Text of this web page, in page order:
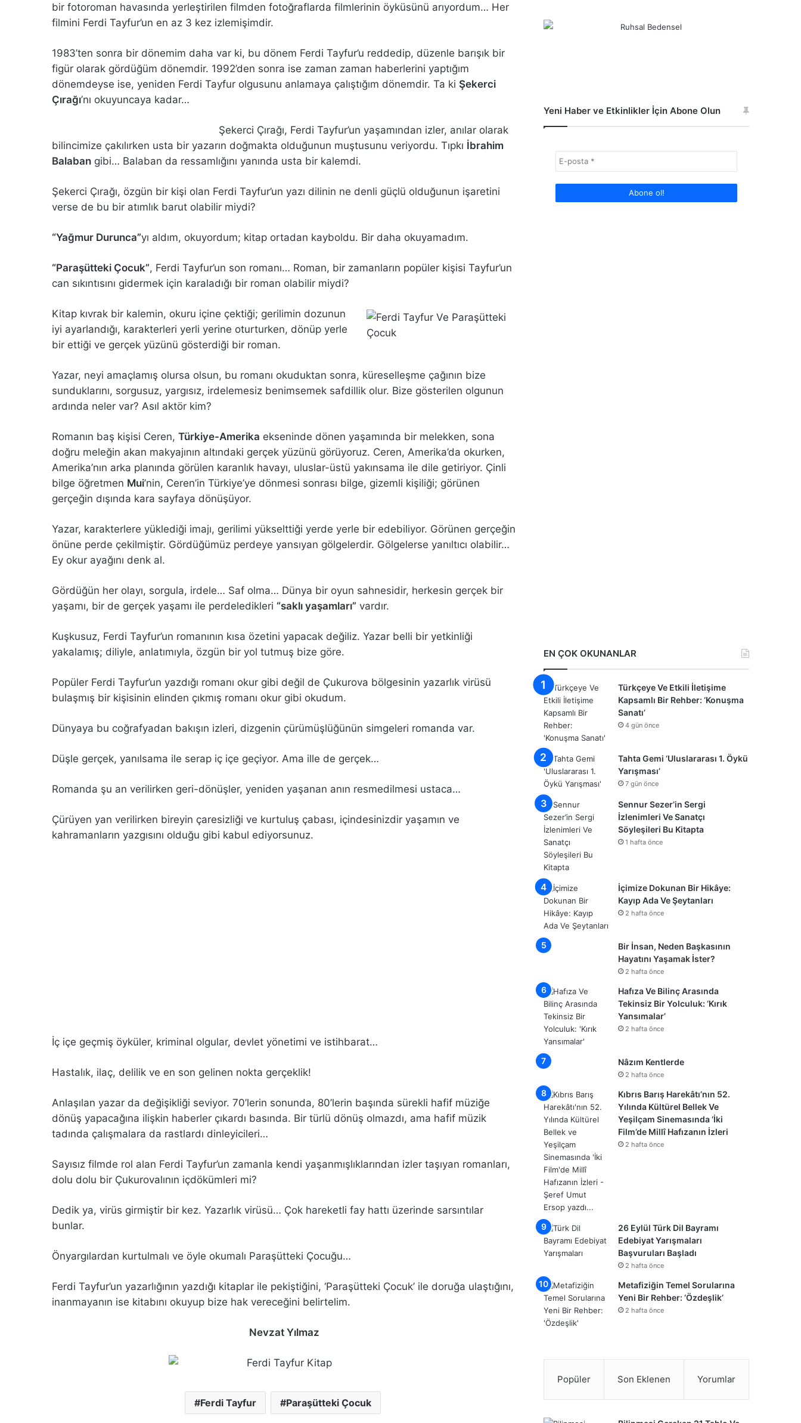
bir fotoroman havasında yerleştirilen filmden fotoğraflarda filmlerinin öyküsünü arıyordum… Her
filmini Ferdi Tayfur’un en az 3 kez izlemişimdir.
1983’ten sonra bir dönemim daha var ki, bu dönem Ferdi Tayfur’u reddedip, düzenle barışık bir
figür olarak gördüğüm dönemdir. 1992’den sonra ise zaman zaman haberlerini yaptığım
dönemdeyse ise, yeniden Ferdi Tayfur olgusunu anlamaya çalıştığım dönemdir. Ta ki Şekerci
Çırağı’nı okuyuncaya kadar…
Şekerci Çırağı, Ferdi Tayfur’un yaşamından izler, anılar olarak
bilincimize çakılırken usta bir yazarın doğmakta olduğunun muştusunu veriyordu. Tıpkı İbrahim
Balaban gibi… Balaban da ressamlığını yanında usta bir kalemdi.
Şekerci Çırağı, özgün bir kişi olan Ferdi Tayfur’un yazı dilinin ne denli güçlü olduğunun işaretini
verse de bu bir atımlık barut olabilir miydi?
“Yağmur Durunca”yı aldım, okuyordum; kitap ortadan kayboldu. Bir daha okuyamadım.
“Paraşütteki Çocuk”, Ferdi Tayfur’un son romanı… Roman, bir zamanların popüler kişisi Tayfur’un
can sıkıntısını gidermek için karaladığı bir roman olabilir miydi?
Kitap kıvrak bir kalemin, okuru içine çektiği; gerilimin dozunun
iyi ayarlandığı, karakterleri yerli yerine oturturken, dönüp yerle
bir ettiği ve gerçek yüzünü gösterdiği bir roman.
Yazar, neyi amaçlamış olursa olsun, bu romanı okuduktan sonra, küreselleşme çağının bize
sunduklarını, sorgusuz, yargısız, irdelemesiz benimsemek safdillik olur. Bize gösterilen olgunun
ardında neler var? Asıl aktör kim?
Romanın baş kişisi Ceren, Türkiye-Amerika ekseninde dönen yaşamında bir melekken, sona
doğru meleğin akan makyajının altındaki gerçek yüzünü görüyoruz. Ceren, Amerika’da okurken,
Amerika’nın arka planında görülen karanlık havayı, uluslar-üstü yakınsama ile dile getiriyor. Çinli
bilge öğretmen Mui’nin, Ceren’in Türkiye’ye dönmesi sonrası bilge, gizemli kişiliği; görünen
gerçeğin dışında kara sayfaya dönüşüyor.
Yazar, karakterlere yüklediği imajı, gerilimi yükselttiği yerde yerle bir edebiliyor. Görünen gerçeğin
önüne perde çekilmiştir. Gördüğümüz perdeye yansıyan gölgelerdir. Gölgelerse yanıltıcı olabilir…
Ey okur ayağını denk al.
Gördüğün her olayı, sorgula, irdele… Saf olma… Dünya bir oyun sahnesidir, herkesin gerçek bir
yaşamı, bir de gerçek yaşamı ile perdeledikleri “saklı yaşamları” vardır.
Kuşkusuz, Ferdi Tayfur’un romanının kısa özetini yapacak değiliz. Yazar belli bir yetkinliği
yakalamış; diliyle, anlatımıyla, özgün bir yol tutmuş bize göre.
Popüler Ferdi Tayfur’un yazdığı romanı okur gibi değil de Çukurova bölgesinin yazarlık virüsü
bulaşmış bir kişisinin elinden çıkmış romanı okur gibi okudum.
Dünyaya bu coğrafyadan bakışın izleri, dizgenin çürümüşlüğünün simgeleri romanda var.
Düşle gerçek, yanılsama ile serap iç içe geçiyor. Ama ille de gerçek…
Romanda şu an verilirken geri-dönüşler, yeniden yaşanan anın resmedilmesi ustaca…
Çürüyen yan verilirken bireyin çaresizliği ve kurtuluş çabası, içindesinizdir yaşamın ve
kahramanların yazgısını olduğu gibi kabul ediyorsunuz.
İç içe geçmiş öyküler, kriminal olgular, devlet yönetimi ve istihbarat…
Hastalık, ilaç, delilik ve en son gelinen nokta gerçeklik!
Anlaşılan yazar da değişikliği seviyor. 70’lerin sonunda, 80’lerin başında sürekli hafif müziğe
dönüş yapacağına ilişkin haberler çıkardı basında. Bir türlü dönüş olmazdı, ama hafif müzik
tadında çalışmalara da rastlardı dinleyicileri…
Sayısız filmde rol alan Ferdi Tayfur’un zamanla kendi yaşanmışlıklarından izler taşıyan romanları,
dolu dolu bir Çukurovalının içdökümleri mi?
Dedik ya, virüs girmiştir bir kez. Yazarlık virüsü… Çok hareketli fay hattı üzerinde sarsıntılar
bunlar.
Önyargılardan kurtulmalı ve öyle okumalı Paraşütteki Çocuğu…
Ferdi Tayfur’un yazarlığının yazdığı kitaplar ile pekiştiğini, ‘Paraşütteki Çocuk’ ile doruğa ulaştığını,
inanmayanın ise kitabını okuyup bize hak vereceğini belirtelim.
Nevzat Yılmaz
Ferdi Tayfur Paraşütteki Çocuk
Yeni Haber ve Etkinlikler İçin Abone Olun
EN ÇOK OKUNANLAR
Türkçeye Ve Etkili İletişime
Kapsamlı Bir Rehber: ‘Konuşma
Sanatı’
4 gün önce
Tahta Gemi ‘Uluslararası 1. Öykü
Yarışması’
7 gün önce
Sennur Sezer’in Sergi
İzlenimleri Ve Sanatçı
Söyleşileri Bu Kitapta
1 hafta önce
İçimize Dokunan Bir Hikâye:
Kayıp Ada Ve Şeytanları
2 hafta önce
Bir İnsan, Neden Başkasının
Hayatını Yaşamak İster?
2 hafta önce
Hafıza Ve Bilinç Arasında
Tekinsiz Bir Yolculuk: ‘Kırık
Yansımalar’
2 hafta önce
Nâzım Kentlerde
2 hafta önce
Kıbrıs Barış Harekâtı’nın 52.
Yılında Kültürel Bellek Ve
Yeşilçam Sinemasında ‘İki
Film’de Millî Hafızanın İzleri
2 hafta önce
26 Eylül Türk Dil Bayramı
Edebiyat Yarışmaları
Başvuruları Başladı
2 hafta önce
Metafiziğin Temel Sorularına
Yeni Bir Rehber: ‘Özdeşlik’
2 hafta önce
Popüler Son Eklenen Yorumlar